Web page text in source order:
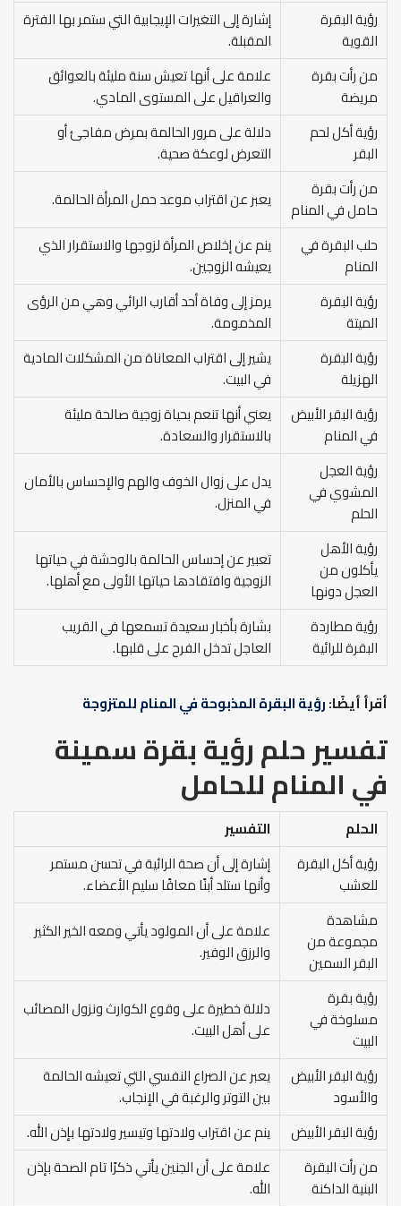
رؤية البقرة
القوية
إشارة إلى التغيرات الإيجابية التي ستمر بها الفترة
المقبلة.
من رأت بقرة
مريضة
علامة على أنها تعيش سنة مليئة بالعوائق
والعراقيل على المستوى المادي.
رؤية أكل لحم
البقر
دلالة على مرور الحالمة بمرض مفاجئ أو
التعرض لوعكة صحية.
من رأت بقرة
حامل في المنام
يعبر عن اقتراب موعد حمل المرأة الحالمة.
حلب البقرة في
المنام
ينم عن إخلاص المرأة لزوجها والاستقرار الذي
يعيشه الزوجين.
رؤية البقرة
الميتة
يرمز إلى وفاة أحد أقارب الرائي وهي من الرؤى
المذمومة.
رؤية البقرة
الهزيلة
يشير إلى اقتراب المعاناة من المشكلات المادية
في البيت.
رؤية البقر الأبيض
في المنام
يعني أنها تنعم بحياة زوجية صالحة مليئة
بالاستقرار والسعادة.
رؤية العجل
المشوي في
الحلم
يدل على زوال الخوف والهم والإحساس بالأمان
في المنزل.
رؤية الأهل
يأكلون من
العجل دونها
تعبير عن إحساس الحالمة بالوحشة في حياتها
الزوجية وافتقادها حياتها الأولى مع أهلها.
رؤية مطاردة
البقرة للرائية
بشارة بأخبار سعيدة تسمعها في القريب
العاجل تدخل الفرح على قلبها.
أقرأ أيضًا:رؤية البقرة المذبوحة في المنام للمتزوجة
تفسير حلم رؤية بقرة سمينة
في المنام للحامل
الحلم
التفسير
رؤية أكل البقرة
للعشب
إشارة إلى أن صحة الرائية في تحسن مستمر
وأنها ستلد أبنًا معافًا سليم الأعضاء.
مشاهدة
مجموعة من
البقر السمين
علامة على أن المولود يأتي ومعه الخير الكثير
والرزق الوفير.
رؤية بقرة
مسلوخة في
البيت
دلالة خطيرة على وقوع الكوارث ونزول المصائب
على أهل البيت.
رؤية البقر الأبيض
والأسود
يعبر عن الصراع النفسي التي تعيشه الحالمة
بين التوتر والرغبة في الإنجاب.
رؤية البقر الأبيض
ينم عن اقتراب ولادتها وتيسير ولادتها بإذن الله.
من رأت البقرة
البنية الداكنة
علامة على أن الجنين يأتي ذكرًا تام الصحة بإذن
الله.